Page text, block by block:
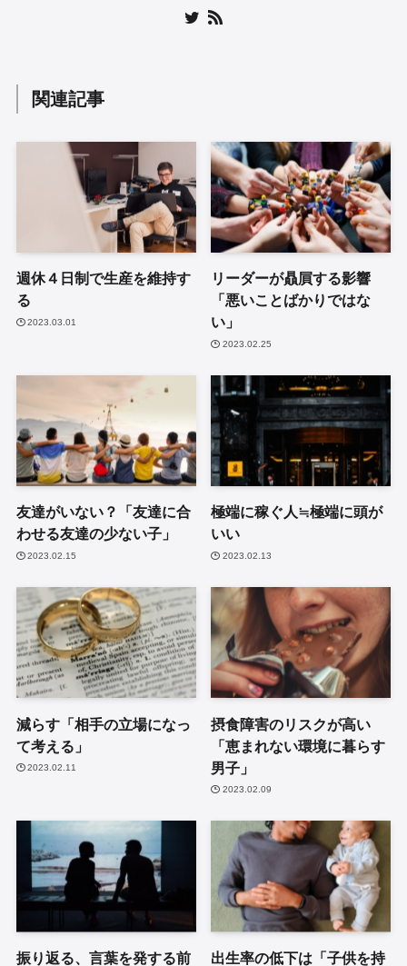
関連記事
週休４日制で生産を維持す
る
2023.03.01
リーダーが贔屓する影響
「悪いことばかりではな
い」
2023.02.25
友達がいない？「友達に合
わせる友達の少ない子」
2023.02.15
極端に稼ぐ人≒極端に頭が
いい
2023.02.13
減らす「相手の立場になっ
て考える」
2023.02.11
摂食障害のリスクが高い
「恵まれない環境に暮らす
男子」
2023.02.09
振り返る、言葉を発する前 出生率の低下は「子供を持